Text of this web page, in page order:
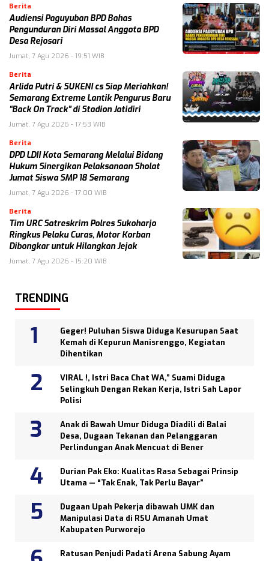
Berita
Audiensi Paguyuban BPD Bahas
Pengunduran Diri Massal Anggota BPD
Desa Rejosari
Jumat, 7 Agu 2026 - 19:51 WIB
Berita
Arlida Putri & SUKENI cs Siap Meriahkan!
Semarang Extreme Lantik Pengurus Baru
“Back On Track” di Stadion Jatidiri
Jumat, 7 Agu 2026 - 17:53 WIB
Berita
DPD LDII Kota Semarang Melalui Bidang
Hukum Sinergikan Pelaksanaan Sholat
Jumat Siswa SMP 18 Semarang
Jumat, 7 Agu 2026 - 17:00 WIB
Berita
Tim URC Satreskrim Polres Sukoharjo
Ringkus Pelaku Curas, Motor Korban
Dibongkar untuk Hilangkan Jejak
Jumat, 7 Agu 2026 - 15:20 WIB
TRENDING
Geger! Puluhan Siswa Diduga Kesurupan Saat
Kemah di Kepurun Manisrenggo, Kegiatan
Dihentikan
VIRAL !, Istri Baca Chat WA,” Suami Diduga
Selingkuh Dengan Rekan Kerja, Istri Sah Lapor
Polisi
Anak di Bawah Umur Diduga Diadili di Balai
Desa, Dugaan Tekanan dan Pelanggaran
Perlindungan Anak Mencuat di Bener
Durian Pak Eko: Kualitas Rasa Sebagai Prinsip
Utama — “Tak Enak, Tak Perlu Bayar”
Dugaan Upah Pekerja dibawah UMK dan
Manipulasi Data di RSU Amanah Umat
Kabupaten Purworejo
Ratusan Penjudi Padati Arena Sabung Ayam